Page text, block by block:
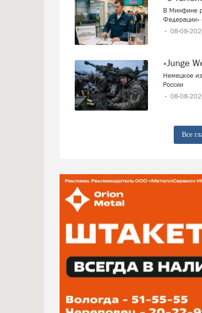
В Минфине
Федерации»
08-08-
«Junge
Немецкое
России
08-08-
Все